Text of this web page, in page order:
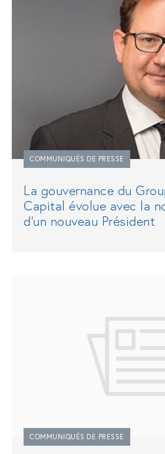
COMMUNIQUÉS DE PRESSE
La gouvernance du
Capital évolue avec la
d’un nouveau Président
COMMUNIQUÉS DE PRESSE